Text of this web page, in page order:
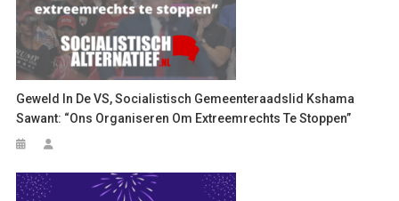
Geweld In De VS, Socialistisch Gemeenteraadslid Kshama
Sawant: “Ons Organiseren Om Extreemrechts Te Stoppen”